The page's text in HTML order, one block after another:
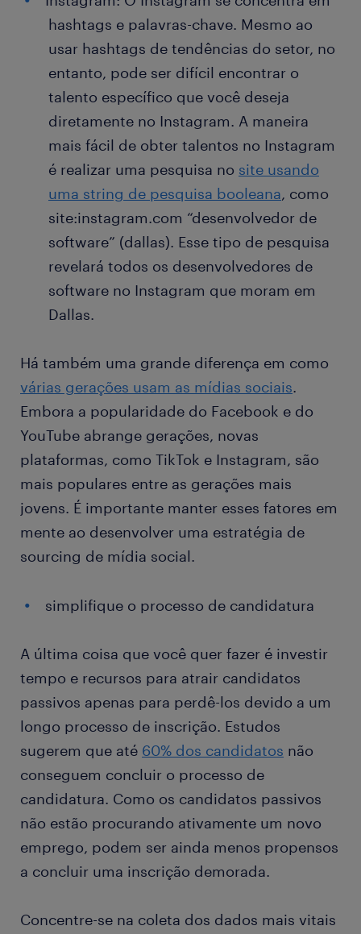
hashtags e palavras-chave. Mesmo ao
usar hashtags de tendências do setor, no
entanto, pode ser difícil encontrar o
talento específico que você deseja
diretamente no Instagram. A maneira
mais fácil de obter talentos no Instagram
é realizar uma pesquisa no site usando
uma string de pesquisa booleana, como
site:instagram.com “desenvolvedor de
software” (dallas). Esse tipo de pesquisa
revelará todos os desenvolvedores de
software no Instagram que moram em
Dallas.
Há também uma grande diferença em como
várias gerações usam as mídias sociais.
Embora a popularidade do Facebook e do
YouTube abrange gerações, novas
plataformas, como TikTok e Instagram, são
mais populares entre as gerações mais
jovens. É importante manter esses fatores em
mente ao desenvolver uma estratégia de
sourcing de mídia social.
simplifique o processo de candidatura
A última coisa que você quer fazer é investir
tempo e recursos para atrair candidatos
passivos apenas para perdê-los devido a um
longo processo de inscrição. Estudos
sugerem que até 60% dos candidatos não
conseguem concluir o processo de
candidatura. Como os candidatos passivos
não estão procurando ativamente um novo
emprego, podem ser ainda menos propensos
a concluir uma inscrição demorada.
Concentre-se na coleta dos dados mais vitais